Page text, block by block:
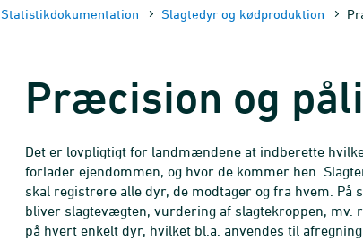
Statistik­dokument­ation Slagtedyr og kødproduktion
Præcision og
Det er lovpligtigt for landmændene at indberette
forlader ejendommen, og hvor de kommer hen.
skal registrere alle dyr, de modtager og fra hvem. På
bliver slagtevægten, vurdering af slagtekroppen, mv.
på hvert enkelt dyr, hvilket bl.a. anvendes til